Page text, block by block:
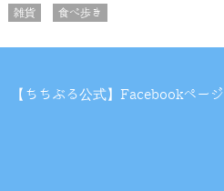
雑貨
食べ歩き
【ちちぶる公式】Facebookページ